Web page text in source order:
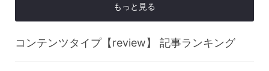
もっと見る
コンテンツタイプ【review】 記事ランキング